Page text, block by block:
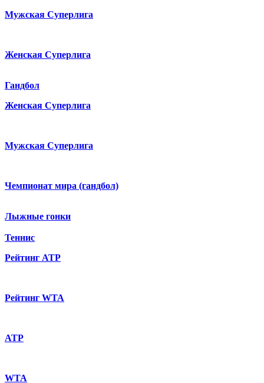
Мужская Суперлига
Женская Суперлига
Гандбол
Женская Суперлига
Мужская Суперлига
Чемпионат мира (гандбол)
Лыжные гонки
Теннис
Рейтинг ATP
Рейтинг WTA
ATP
WTA